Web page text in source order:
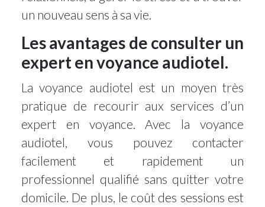
un nouveau sens à sa vie.
Les avantages de consulter un
expert en voyance audiotel.
La voyance audiotel est un moyen très
pratique de recourir aux services d’un
expert en voyance. Avec la voyance
audiotel, vous pouvez contacter
facilement et rapidement un
professionnel qualifié sans quitter votre
domicile. De plus, le coût des sessions est